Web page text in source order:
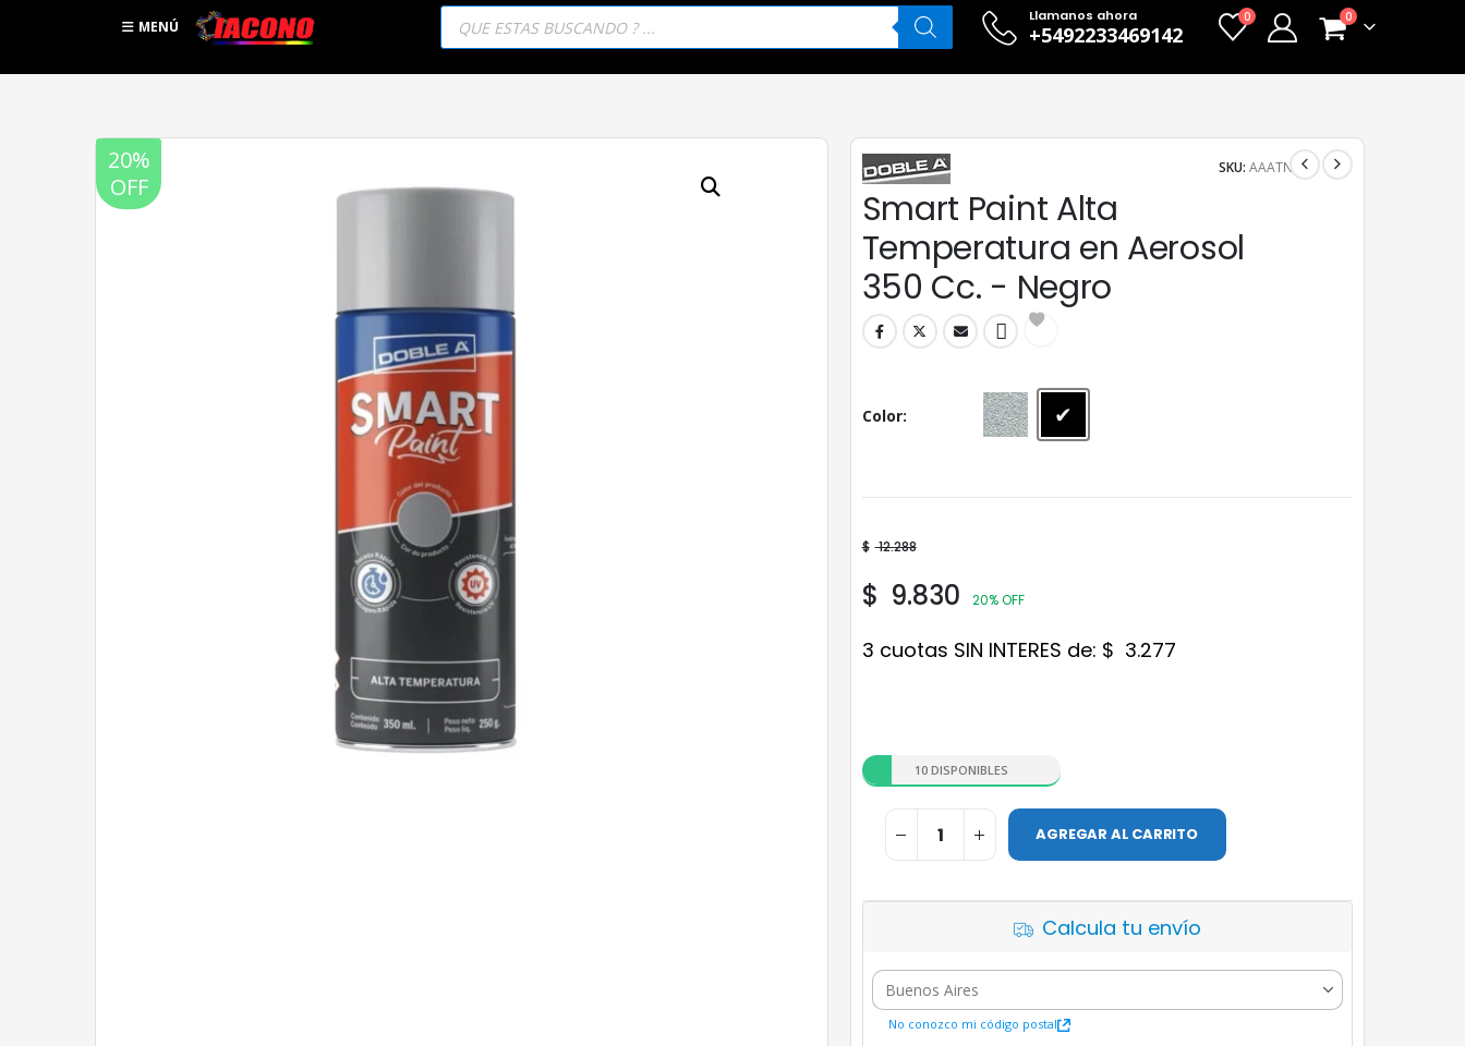
MENÚ
Búsqueda
productos
Llamanos ahora
+5492233469142
0 0
20%
OFF
Smart Paint Alta
Temperatura en Aerosol
350 Cc. - Negro
SKU: AAATN
Color AluminioNegro
$ 12.288
$ 9.830 20% OFF
3 cuotas SIN INTERES de: $ 3.277
10 DISPONIBLES
AGREGAR AL CARRITO
Calcula tu envío
No conozco mi código postal